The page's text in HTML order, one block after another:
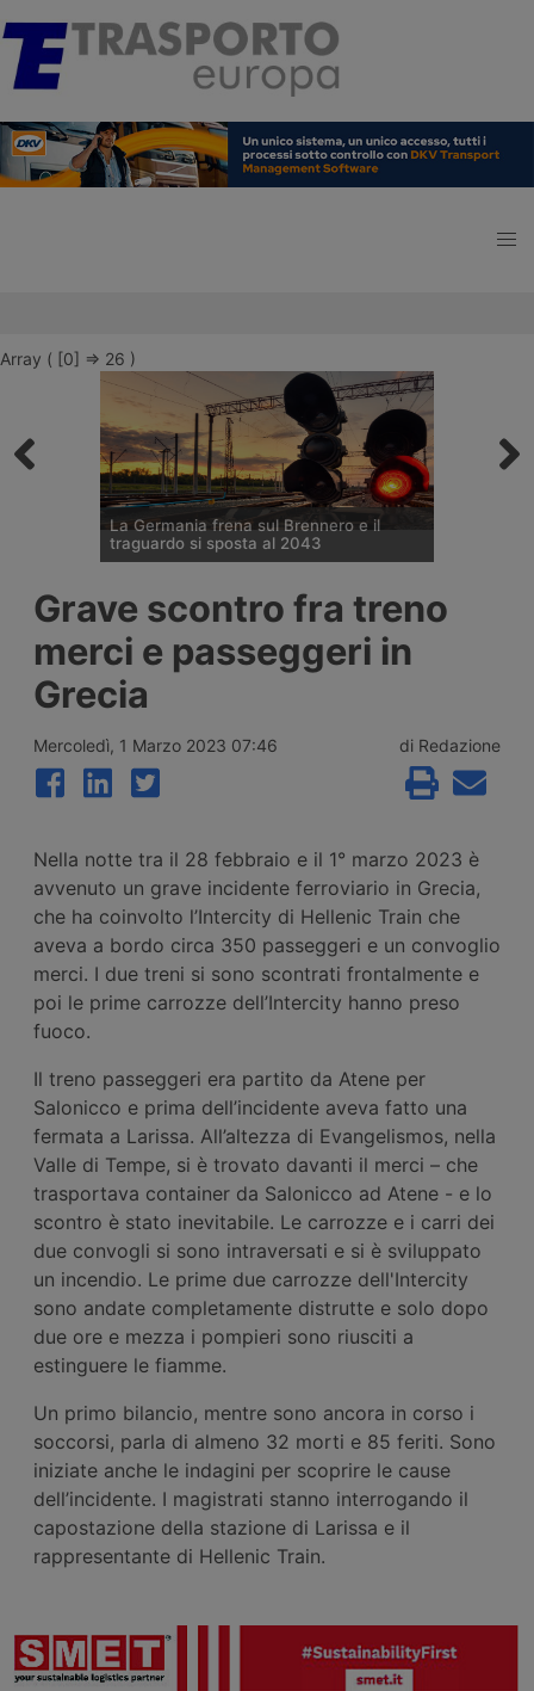
Array ( [0] => 26 )
La Germania frena sul Brennero e il
traguardo si sposta al 2043
l’allungamento dei tempi per i cantieri e la
successiva apertura all’esercizio del
potenziamento dei raccordi con la galleria
di base del Brennero. Ora si parla del
completamento nel 2043.
Grave scontro fra treno
merci e passeggeri in
Grecia
Mercoledì, 1 Marzo 2023 07:46 di Redazione
Nella notte tra il 28 febbraio e il 1° marzo 2023 è
avvenuto un grave incidente ferroviario in Grecia,
che ha coinvolto l’Intercity di Hellenic Train che
aveva a bordo circa 350 passeggeri e un convoglio
merci. I due treni si sono scontrati frontalmente e
poi le prime carrozze dell’Intercity hanno preso
fuoco.
Il treno passeggeri era partito da Atene per
Salonicco e prima dell’incidente aveva fatto una
fermata a Larissa. All’altezza di Evangelismos, nella
Valle di Tempe, si è trovato davanti il merci – che
trasportava container da Salonicco ad Atene - e lo
scontro è stato inevitabile. Le carrozze e i carri dei
due convogli si sono intraversati e si è sviluppato
un incendio. Le prime due carrozze dell'Intercity
sono andate completamente distrutte e solo dopo
due ore e mezza i pompieri sono riusciti a
estinguere le fiamme.
Un primo bilancio, mentre sono ancora in corso i
soccorsi, parla di almeno 32 morti e 85 feriti. Sono
iniziate anche le indagini per scoprire le cause
dell’incidente. I magistrati stanno interrogando il
capostazione della stazione di Larissa e il
rappresentante di Hellenic Train.